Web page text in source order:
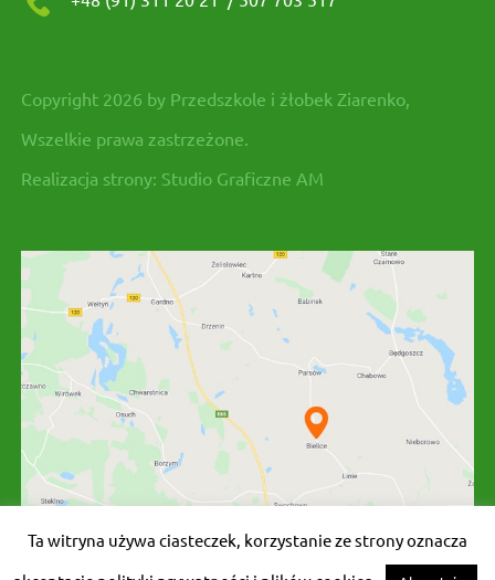
Copyright 2026 by Przedszkole i żłobek Ziarenko,
Wszelkie prawa zastrzeżone.
Realizacja strony: Studio Graficzne AM
Ta witryna używa ciasteczek, korzystanie ze strony oznacza